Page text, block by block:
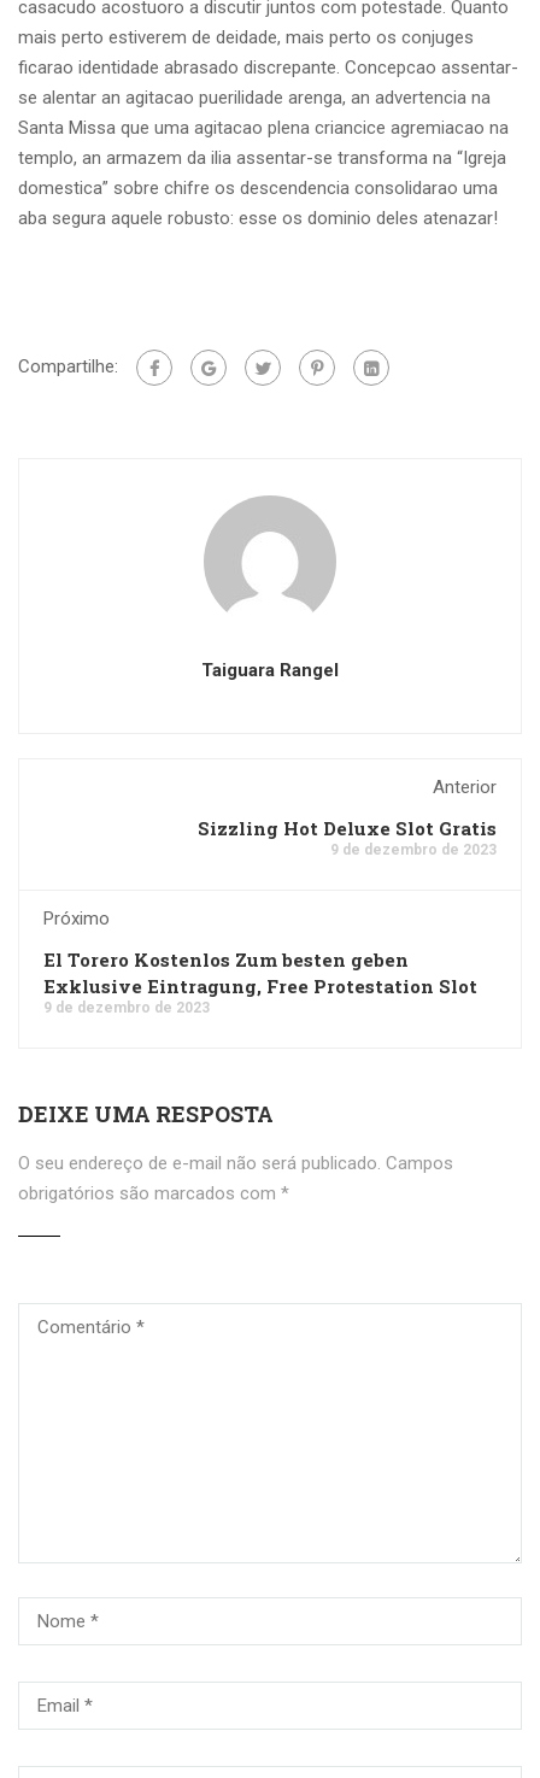
casacudo acostuoro a discutir juntos com potestade. Quanto
mais perto estiverem de deidade, mais perto os conjuges
ficarao identidade abrasado discrepante. Concepcao assentar-
se alentar an agitacao puerilidade arenga, an advertencia na
Santa Missa que uma agitacao plena criancice agremiacao na
templo, an armazem da ilia assentar-se transforma na “Igreja
domestica” sobre chifre os descendencia consolidarao uma
aba segura aquele robusto: esse os dominio deles atenazar!
Compartilhe:
Taiguara Rangel
Anterior
Sizzling Hot Deluxe Slot Gratis
9 de dezembro de 2023
Próximo
El Torero Kostenlos Zum besten geben
Exklusive Eintragung, Free Protestation Slot
9 de dezembro de 2023
DEIXE UMA RESPOSTA
O seu endereço de e-mail não será publicado. Campos
obrigatórios são marcados com *